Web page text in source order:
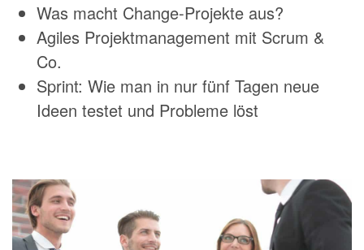
Was macht Change-Projekte aus?
Agiles Projektmanagement mit Scrum &
Co.
Sprint: Wie man in nur fünf Tagen neue
Ideen testet und Probleme löst